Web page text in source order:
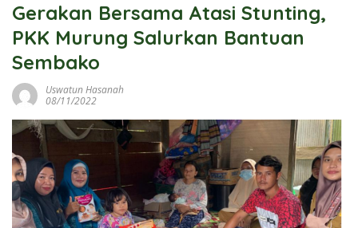
Gerakan Bersama Atasi Stunting,
PKK Murung Salurkan Bantuan
Sembako
Uswatun Hasanah
08/11/2022